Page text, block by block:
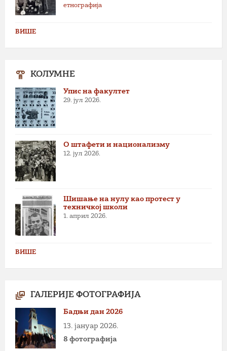
етнографија
ВИШЕ
КОЛУМНЕ
Упис на факултет
29. јул 2026.
О штафети и национализму
12. јул 2026.
Шишање на нулу као протест у
техничкој школи
1. април 2026.
ВИШЕ
ГАЛЕРИЈЕ ФОТОГРАФИЈА
Бадњи дан 2026
13. јануар 2026.
8 фотографија